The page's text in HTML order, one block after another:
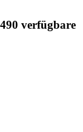
verfügbare